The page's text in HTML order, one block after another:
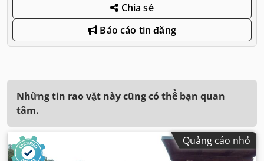
Chia sẻ
Báo cáo tin đăng
Những tin rao vặt này cũng có thể bạn quan
tâm.
Quảng cáo nhỏ